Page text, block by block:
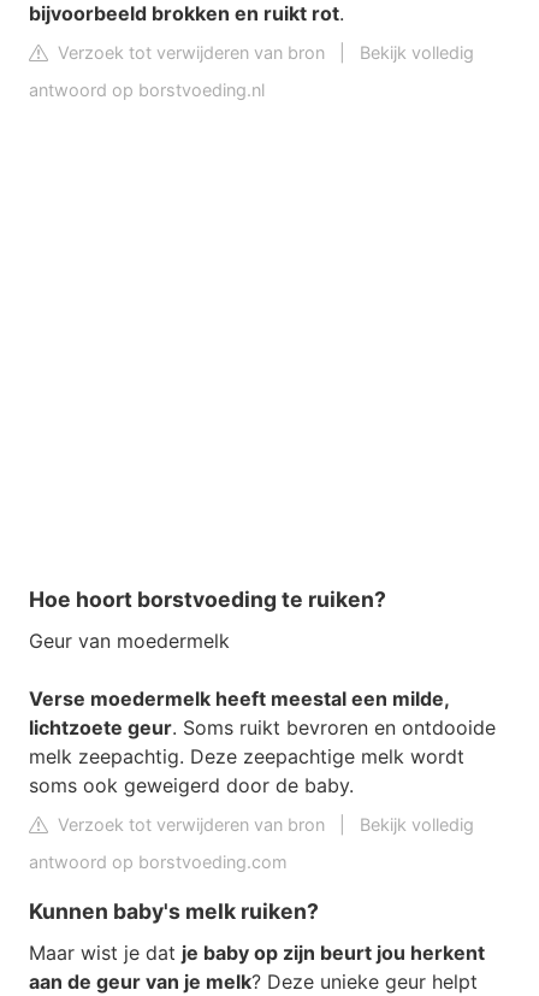
bijvoorbeeld brokken en ruikt rot.
Verzoek tot verwijderen van bron
Bekijk volledig
antwoord op borstvoeding.nl
Hoe hoort borstvoeding te ruiken?
Geur van moedermelk
Verse moedermelk heeft meestal een milde,
lichtzoete geur. Soms ruikt bevroren en ontdooide
melk zeepachtig. Deze zeepachtige melk wordt
soms ook geweigerd door de baby.
Verzoek tot verwijderen van bron
Bekijk volledig
antwoord op borstvoeding.com
Kunnen baby's melk ruiken?
Maar wist je dat je baby op zijn beurt jou herkent
aan de geur van je melk? Deze unieke geur helpt